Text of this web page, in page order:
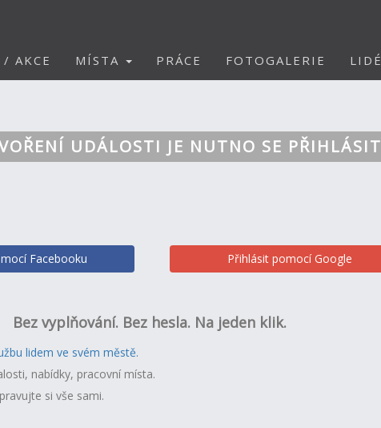
AKCE MÍSTA PRÁCE FOTOGALERIE LIDÉ
UDÁLOSTI JE NUTNO SE PŘIHLÁSIT
Facebooku Přihlásit pomocí Google
Bez vyplňování. Bez hesla. Na jeden klik.
lidem ve svém městě.
nabídky, pracovní místa.
si vše sami.